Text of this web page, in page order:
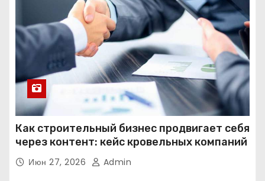
Как строительный бизнес продвигает себя
через контент: кейс кровельных компаний
Июн 27, 2026 Admin